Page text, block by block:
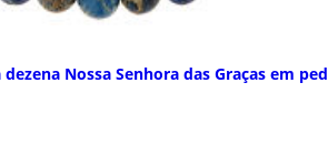
Nossa Senhora das Graças em